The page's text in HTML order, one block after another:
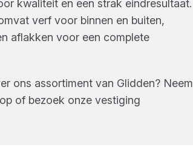
kwaliteit en een strak eindresultaat.
verf voor binnen en buiten,
aflakken voor een complete
ons assortiment van Glidden? Neem
of bezoek onze vestiging